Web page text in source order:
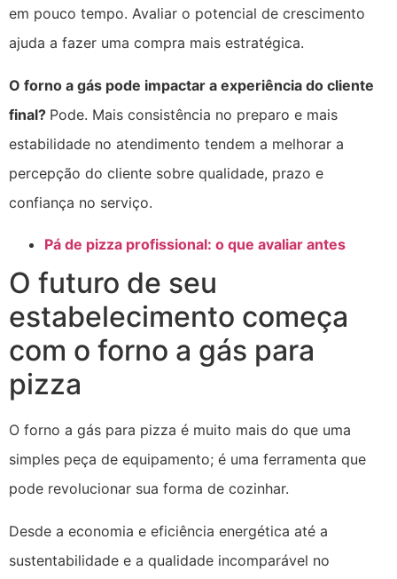
em pouco tempo. Avaliar o potencial de crescimento
ajuda a fazer uma compra mais estratégica.
O forno a gás pode impactar a experiência do cliente
final? Pode. Mais consistência no preparo e mais
estabilidade no atendimento tendem a melhorar a
percepção do cliente sobre qualidade, prazo e
confiança no serviço.
Pá de pizza profissional: o que avaliar antes
O futuro de seu
estabelecimento começa
com o forno a gás para
pizza
O forno a gás para pizza é muito mais do que uma
simples peça de equipamento; é uma ferramenta que
pode revolucionar sua forma de cozinhar.
Desde a economia e eficiência energética até a
sustentabilidade e a qualidade incomparável no